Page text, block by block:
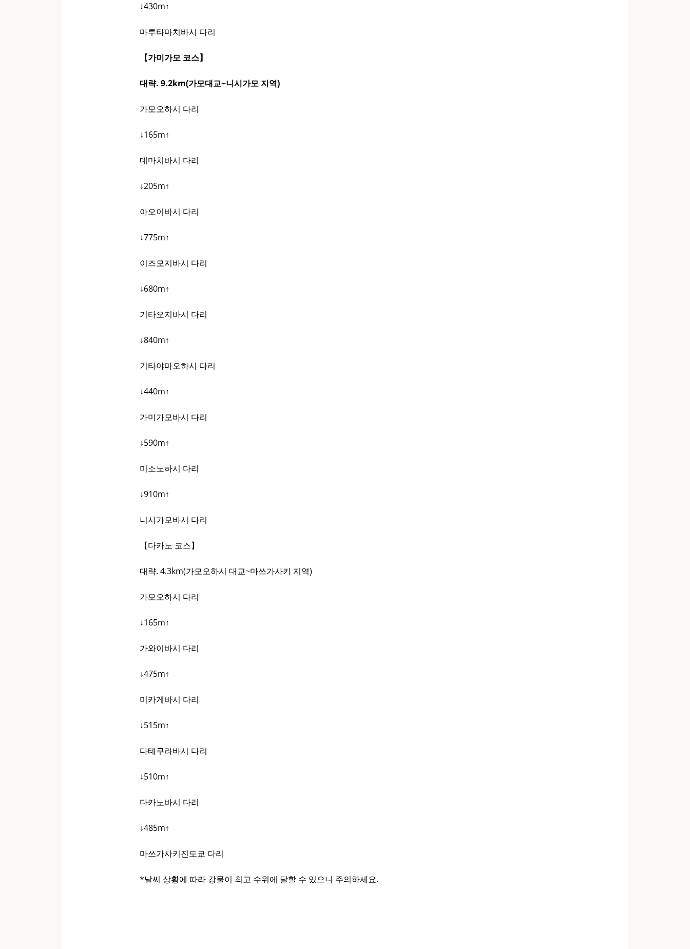
↓430m↑
마루타마치바시 다리
【가미가모 코스】
대략. 9.2km(가모대교~니시가모 지역)
가모오하시 다리
↓165m↑
데마치바시 다리
↓205m↑
아오이바시 다리
↓775m↑
이즈모지바시 다리
↓680m↑
기타오지바시 다리
↓840m↑
기타야마오하시 다리
↓440m↑
가미가모바시 다리
↓590m↑
미소노하시 다리
↓910m↑
니시가모바시 다리
【다카노 코스】
대략. 4.3km(가모오하시 대교~마쓰가사키 지역)
가모오하시 다리
↓165m↑
가와이바시 다리
↓475m↑
미카게바시 다리
↓515m↑
다테쿠라바시 다리
↓510m↑
다카노바시 다리
↓485m↑
마쓰가사키진도쿄 다리
*날씨 상황에 따라 강물이 최고 수위에 달할 수 있으니 주의하세요.